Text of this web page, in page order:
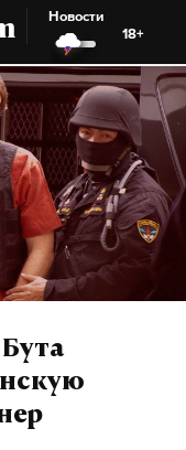
Новости
18+